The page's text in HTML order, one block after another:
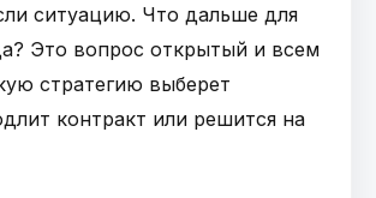
ситуацию. Что дальше для
Это вопрос открытый и всем
стратегию выберет
контракт или решится на